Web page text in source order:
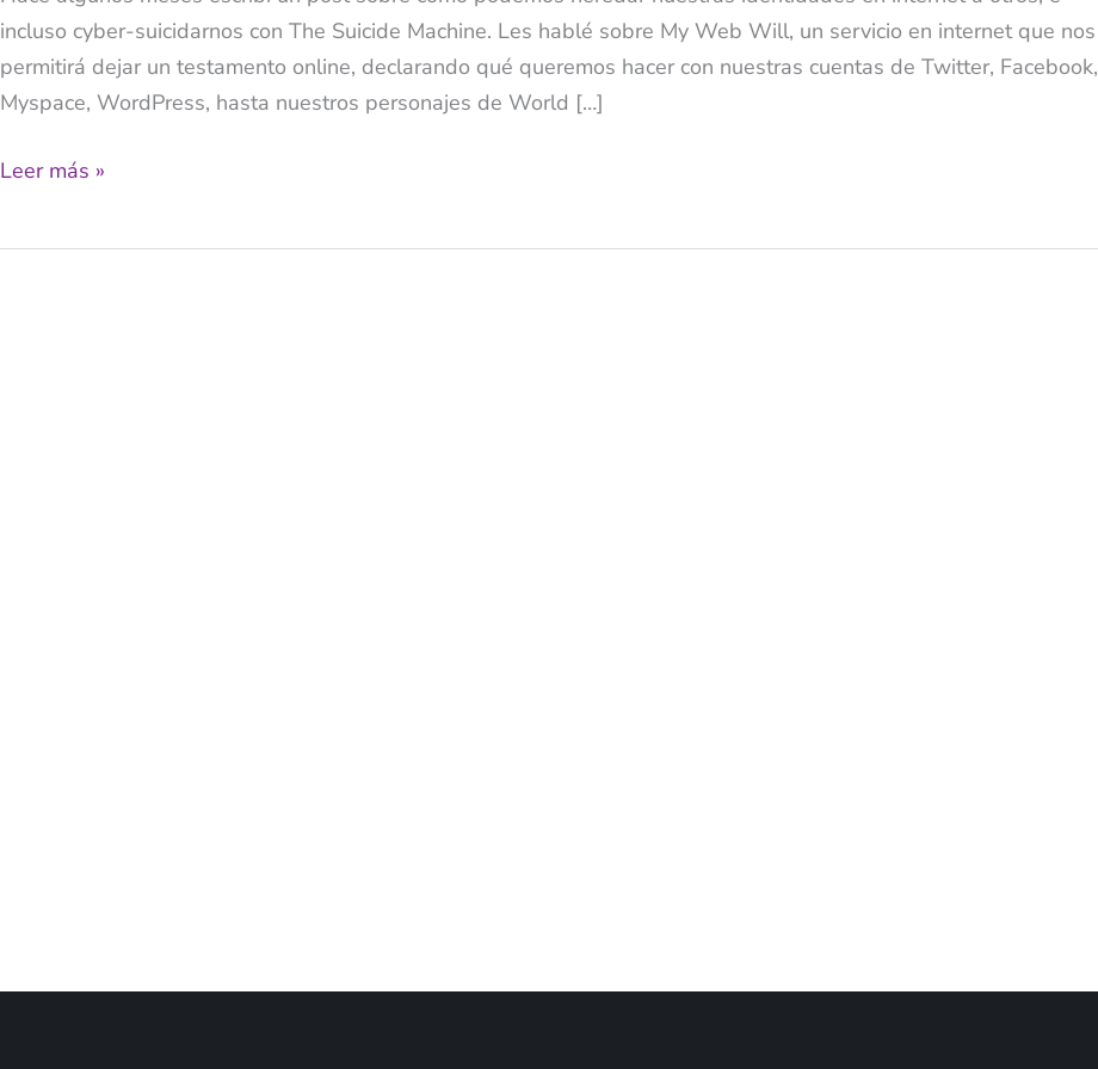
incluso cyber-suicidarnos con The Suicide Machine. Les hablé sobre My Web Will, un servicio en internet que nos
permitirá dejar un testamento online, declarando qué queremos hacer con nuestras cuentas de Twitter, Facebook,
Myspace, WordPress, hasta nuestros personajes de World […]
–
Tu
Testamento
Leer más »